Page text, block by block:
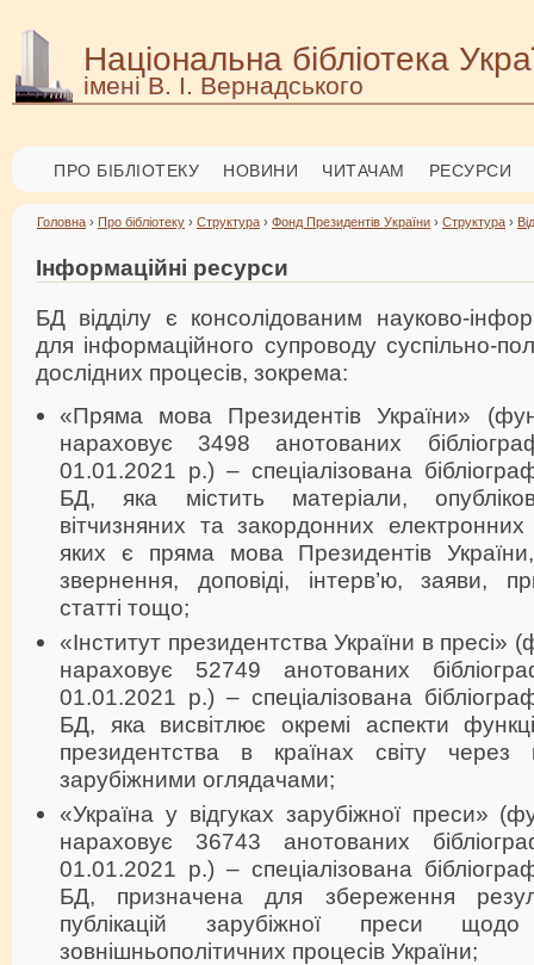
Національна бібліотека
імені В. І. Вернадського
ПРО БІБЛІОТЕКУ НОВИНИ ЧИТАЧАМ РЕСУРСИ
Головна › Про бібліотеку › Структура › Фонд Президентів України › Структура ›
Інформаційні ресурси
БД відділу є консолідованим науково-
для інформаційного супроводу суспільно-
дослідних процесів, зокрема:
«Пряма мова Президентів України»
нараховує 3498 анотованих
01.01.2021 р.) – спеціалізована
БД, яка містить матеріали,
вітчизняних та закордонних
яких є пряма мова Президентів
звернення, доповіді, інтерв’ю, заяви,
статті тощо;
«Інститут президентства України в пресі»
нараховує 52749 анотованих
01.01.2021 р.) – спеціалізована
БД, яка висвітлює окремі аспекти
президентства в країнах світу через
зарубіжними оглядачами;
«Україна у відгуках зарубіжної преси»
нараховує 36743 анотованих
01.01.2021 р.) – спеціалізована
БД, призначена для збереження
публікацій зарубіжної преси
зовнішньополітичних процесів України;